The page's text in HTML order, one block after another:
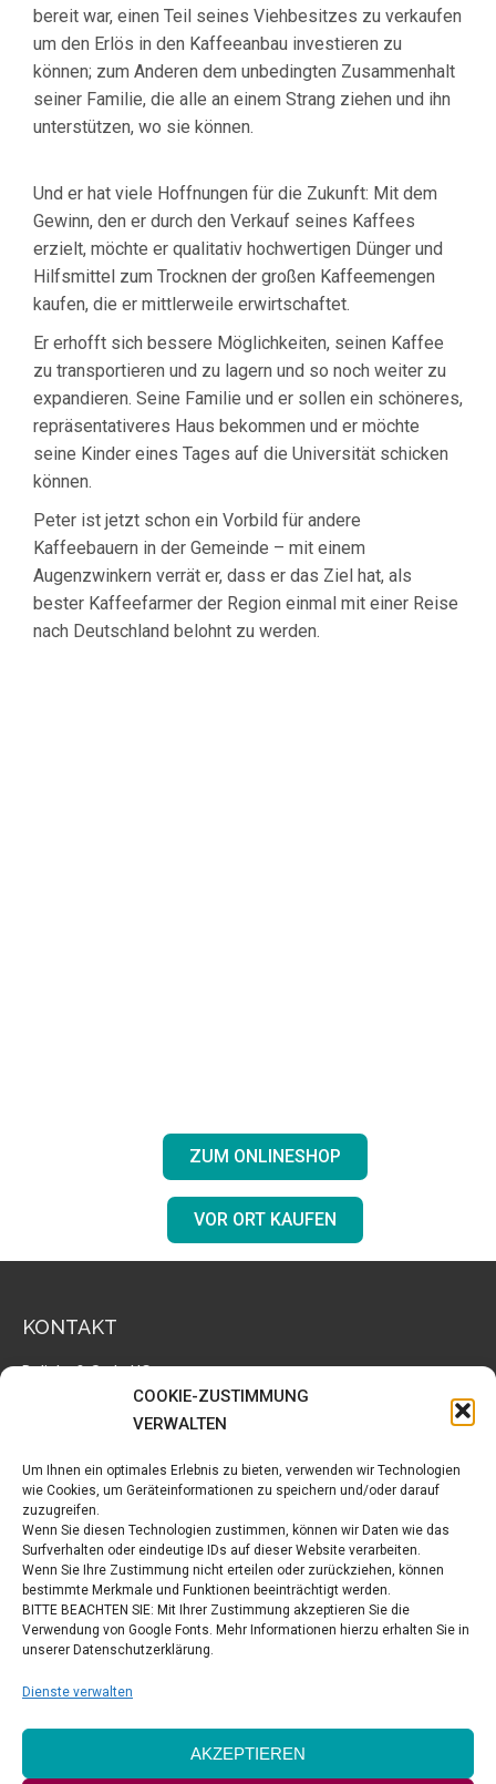
COOKIE-ZUSTIMMUNG
VERWALTEN
Um Ihnen ein optimales Erlebnis zu bieten, verwenden wir Technologien
wie Cookies, um Geräteinformationen zu speichern und/oder darauf
zuzugreifen.
Wenn Sie diesen Technologien zustimmen, können wir Daten wie das
Surfverhalten oder eindeutige IDs auf dieser Website verarbeiten.
Wenn Sie Ihre Zustimmung nicht erteilen oder zurückziehen, können
bestimmte Merkmale und Funktionen beeinträchtigt werden.
BITTE BEACHTEN SIE: Mit Ihrer Zustimmung akzeptieren Sie die
Verwendung von Google Fonts. Mehr Informationen hierzu erhalten Sie in
unserer Datenschutzerklärung.
Dienste verwalten
AKZEPTIEREN
bereit war, einen Teil seines Viehbesitzes zu verkaufen
um den Erlös in den Kaffeeanbau investieren zu
können; zum Anderen dem unbedingten Zusammenhalt
seiner Familie, die alle an einem Strang ziehen und ihn
unterstützen, wo sie können.
Und er hat viele Hoffnungen für die Zukunft: Mit dem
Gewinn, den er durch den Verkauf seines Kaffees
erzielt, möchte er qualitativ hochwertigen Dünger und
Hilfsmittel zum Trocknen der großen Kaffeemengen
kaufen, die er mittlerweile erwirtschaftet.
Er erhofft sich bessere Möglichkeiten, seinen Kaffee
zu transportieren und zu lagern und so noch weiter zu
expandieren. Seine Familie und er sollen ein schöneres,
repräsentativeres Haus bekommen und er möchte
seine Kinder eines Tages auf die Universität schicken
können.
Peter ist jetzt schon ein Vorbild für andere
Kaffeebauern in der Gemeinde – mit einem
Augenzwinkern verrät er, dass er das Ziel hat, als
bester Kaffeefarmer der Region einmal mit einer Reise
nach Deutschland belohnt zu werden.
ZUM ONLINESHOP
VOR ORT KAUFEN
KONTAKT
Delight & Style UG
29313 Hambühren
E-Mail:info@delightandstyle.de
LINKS
Markus Below fotografiert
Geruga Direct Trade
Delight & Style bei facebook